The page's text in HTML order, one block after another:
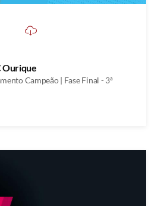
Ourique
Campeão | Fase Final - 3ª